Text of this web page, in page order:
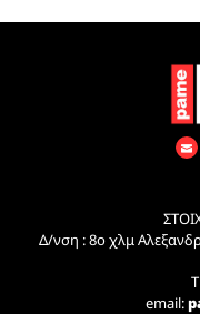
Δ/νση : 8ο χλμ
email: